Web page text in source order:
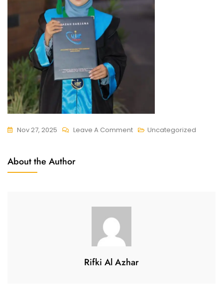
Nov 27, 2025 Leave A Comment Uncategorized
About the Author
Rifki Al Azhar